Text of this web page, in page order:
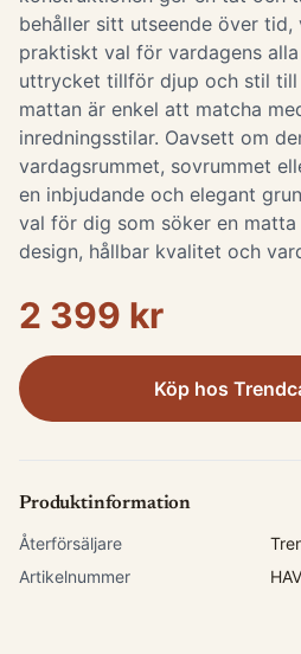
behåller sitt utseende över
praktiskt val för vardagens
uttrycket tillför djup och stil
mattan är enkel att matcha
inredningsstilar. Oavsett om
vardagsrummet, sovrummet
en inbjudande och elegant
val för dig som söker en
design, hållbar kvalitet och
2 399 kr
Köp hos
Produktinformation
Återförsäljare
Artikelnummer